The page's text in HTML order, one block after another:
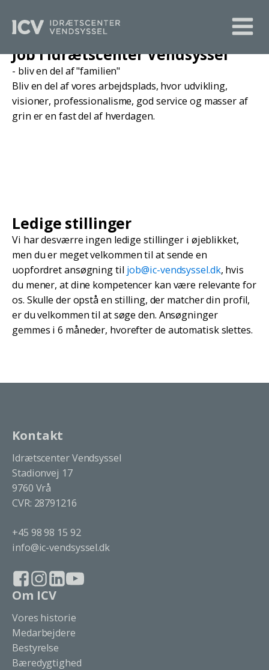
Job i Idrætscenter Vendsyssel
- bliv en del af "familien"
Bliv en del af vores arbejdsplads, hvor udvikling,
visioner, professionalisme, god service og masser af
grin er en fast del af hverdagen.
Ledige stillinger
Vi har desværre ingen ledige stillinger i øjeblikket,
men du er meget velkommen til at sende en
uopfordret ansøgning til job@ic-vendsyssel.dk, hvis
du mener, at dine kompetencer kan være relevante for
os. Skulle der opstå en stilling, der matcher din profil,
er du velkommen til at søge den. Ansøgninger
gemmes i 6 måneder, hvorefter de automatisk slettes.
Kontakt
Idrætscenter Vendsyssel
Stadionvej 17
9760 Vrå
CVR: 28791216
+45 98 98 15 92
info@ic-vendsyssel.dk
Om ICV
Vores historie
Medarbejdere
Bestyrelse
Bæredygtighed